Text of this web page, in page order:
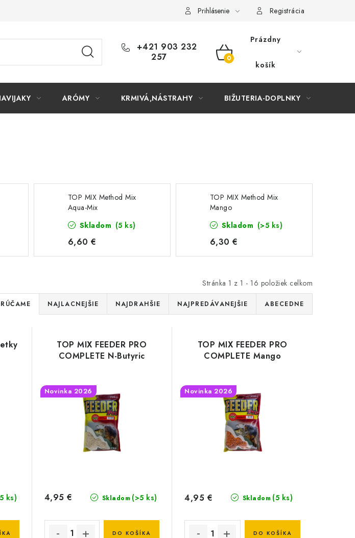
Prihlásenie Registrácia
+421 903 232
257
NÁKUPNÝ
Prázdny
košík
ARÓMY KRMIVÁ,NÁSTRAHY BIŽUTERIA-DOPLNKY
TOP MIX Method Mix
Aqua-Mix
Skladom (5 ks)
6,60 €
TOP MIX Method Mix
Mango
Skladom (>5 ks)
6,30 €
Stránka 1 z 1 - 16 položiek celkom
NAJLACNEJŠIE NAJDRAHŠIE NAJPREDÁVANEJŠIE ABECEDNE
ks)
TOP MIX FEEDER PRO
COMPLETE N-Butyric
Novinka 2026
Skladom (>5 ks)
4,95 €
DO KOŠÍKA
TOP MIX FEEDER PRO
COMPLETE Mango
Novinka 2026
Skladom (5 ks)
4,95 €
DO KOŠÍKA